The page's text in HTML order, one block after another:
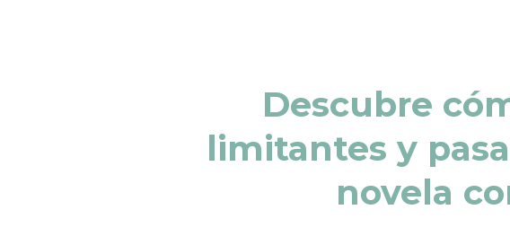
Descubre
limitantes y
novela